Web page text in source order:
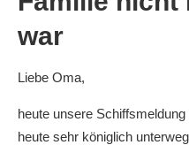
war
Liebe Oma,
heute unsere
heute sehr königlich